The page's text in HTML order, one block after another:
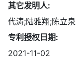
其它发明人:
代涛;陆雅翔;陈立泉
专利授权日期:
2021-11-02